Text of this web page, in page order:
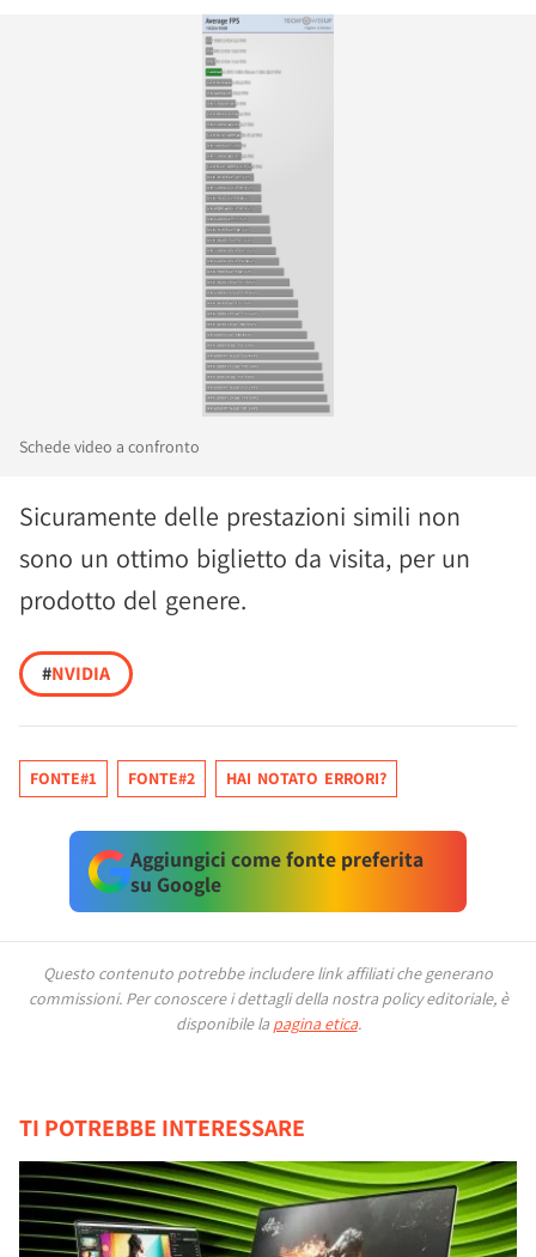
Schede video a confronto
Sicuramente delle prestazioni simili non
sono un ottimo biglietto da visita, per un
prodotto del genere.
#NVIDIA
FONTE#1 FONTE#2 HAI NOTATO ERRORI?
Aggiungici come fonte preferita
su Google
Questo contenuto potrebbe includere link affiliati che generano
commissioni. Per conoscere i dettagli della nostra policy editoriale, è
disponibile la pagina etica.
TI POTREBBE INTERESSARE